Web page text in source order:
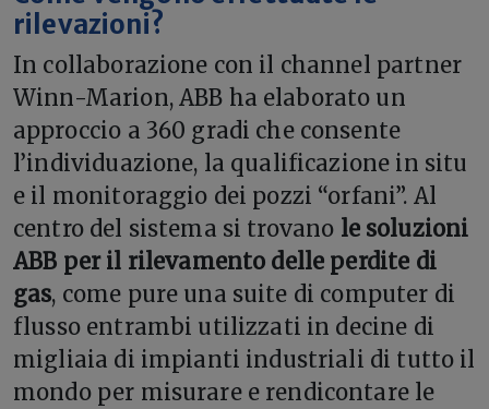
rilevazioni?
In collaborazione con il channel partner
Winn-Marion, ABB ha elaborato un
approccio a 360 gradi che consente
l’individuazione, la qualificazione in situ
e il monitoraggio dei pozzi “orfani”. Al
centro del sistema si trovano le soluzioni
ABB per il rilevamento delle perdite di
gas, come pure una suite di computer di
flusso entrambi utilizzati in decine di
migliaia di impianti industriali di tutto il
mondo per misurare e rendicontare le